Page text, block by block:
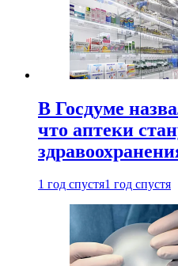
В Госдуме
что аптеки
1 год спустя1 год спустя